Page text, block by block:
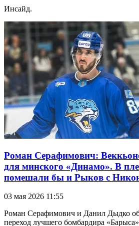
Инсайд.
Роман Серафимович:
для минского «Динамо». В
помешали бы и Рыков с
03 мая 2026 11:55
Роман Серафимович и Данил Дыдко
переход лучшего бомбардира